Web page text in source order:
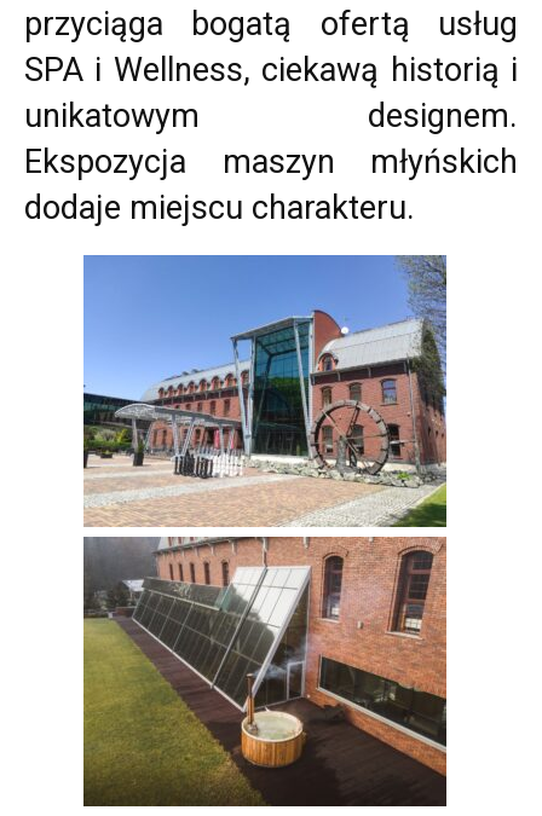
przyciąga bogatą ofertą usług
SPA i Wellness, ciekawą historią i
unikatowym designem.
Ekspozycja maszyn młyńskich
dodaje miejscu charakteru.